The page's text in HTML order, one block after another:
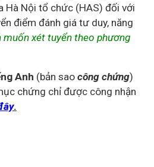
Hà Nội tổ chức (HAS) đối với
điểm đánh giá tư duy, năng
muốn xét tuyển theo phương
Anh (bản sao công chứng)
chứng chỉ được công nhận
.